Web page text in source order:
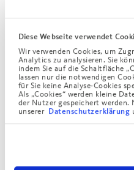
Diese Webseite verwendet
Wir verwenden Cookies, um
Analytics zu analysieren. Sie
indem Sie auf die Schaltfläche
lassen nur die notwendigen
für Sie keine Analyse-Cookies
Als „Cookies“ werden kleine
der Nutzer gespeichert werden.
unserer Datenschutzerklärung
Gymnastikkurse mit
Sitzgymnastik.